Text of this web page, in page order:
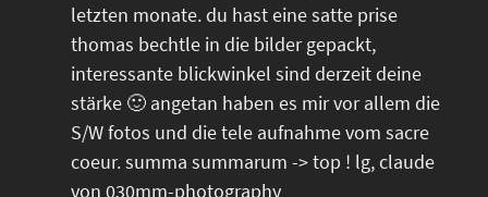
letzten monate. du hast eine satte prise
thomas bechtle in die bilder gepackt,
interessante blickwinkel sind derzeit deine
stärke 🙂 angetan haben es mir vor allem die
S/W fotos und die tele aufnahme vom sacre
coeur. summa summarum -> top ! lg, claude
von 030mm-photography